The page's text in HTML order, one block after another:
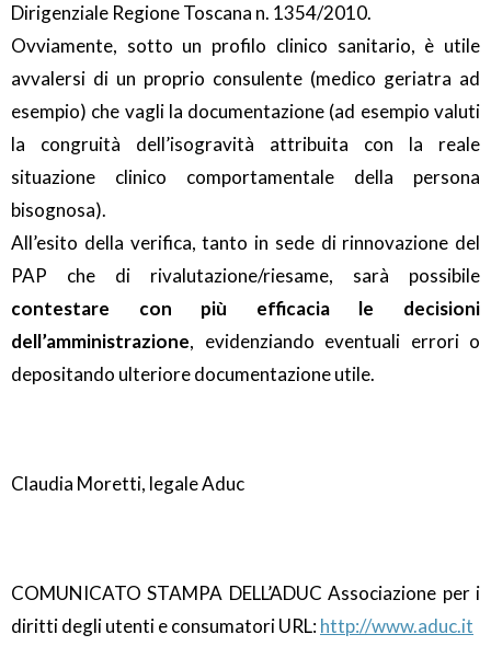
Dirigenziale Regione Toscana n. 1354/2010.
Ovviamente, sotto un profilo clinico sanitario, è utile
avvalersi di un proprio consulente (medico geriatra ad
esempio) che vagli la documentazione (ad esempio valuti
la congruità dell’isogravità attribuita con la reale
situazione clinico comportamentale della persona
bisognosa).
All’esito della verifica, tanto in sede di rinnovazione del
PAP che di rivalutazione/riesame, sarà possibile
contestare con più efficacia le decisioni
dell’amministrazione, evidenziando eventuali errori o
depositando ulteriore documentazione utile.
Claudia Moretti, legale Aduc
COMUNICATO STAMPA DELL’ADUC Associazione per i
diritti degli utenti e consumatori URL:http://www.aduc.it